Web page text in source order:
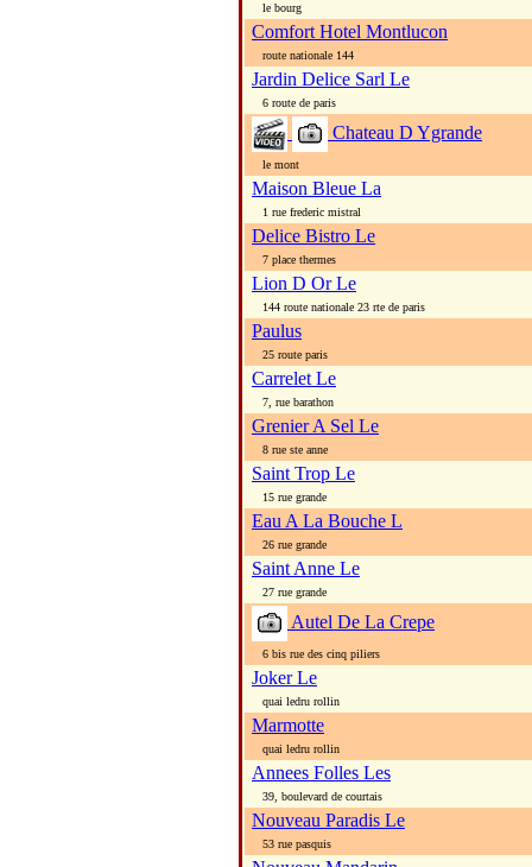
le bourg
Comfort Hotel Montlucon
route nationale 144
Jardin Delice Sarl Le
6 route de paris
Chateau D Ygrande
le mont
Maison Bleue La
1 rue frederic mistral
Delice Bistro Le
7 place thermes
Lion D Or Le
144 route nationale 23 rte de paris
Paulus
25 route paris
Carrelet Le
7, rue barathon
Grenier A Sel Le
8 rue ste anne
Saint Trop Le
15 rue grande
Eau A La Bouche L
26 rue grande
Saint Anne Le
27 rue grande
Autel De La Crepe
6 bis rue des cinq piliers
Joker Le
quai ledru rollin
Marmotte
quai ledru rollin
Annees Folles Les
39, boulevard de courtais
Nouveau Paradis Le
53 rue pasquis